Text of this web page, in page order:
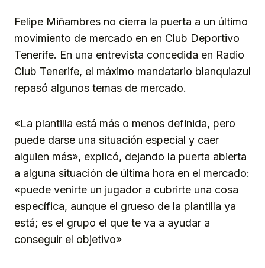
Felipe Miñambres no cierra la puerta a un último
movimiento de mercado en en Club Deportivo
Tenerife. En una entrevista concedida en Radio
Club Tenerife, el máximo mandatario blanquiazul
repasó algunos temas de mercado.
«La plantilla está más o menos definida, pero
puede darse una situación especial y caer
alguien más», explicó, dejando la puerta abierta
a alguna situación de última hora en el mercado:
«puede venirte un jugador a cubrirte una cosa
específica, aunque el grueso de la plantilla ya
está; es el grupo el que te va a ayudar a
conseguir el objetivo»